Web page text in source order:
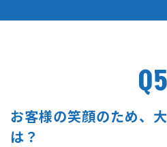
Q5
お客様の笑顔のため、
は？